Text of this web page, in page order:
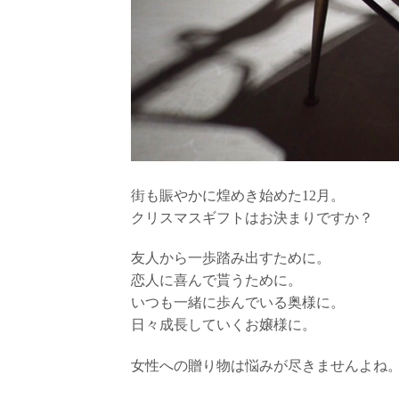
街も賑やかに煌めき始めた12月。
クリスマスギフトはお決まりですか？
友人から一歩踏み出すために。
恋人に喜んで貰うために。
いつも一緒に歩んでいる奥様に。
日々成長していくお嬢様に。
女性への贈り物は悩みが尽きませんよね